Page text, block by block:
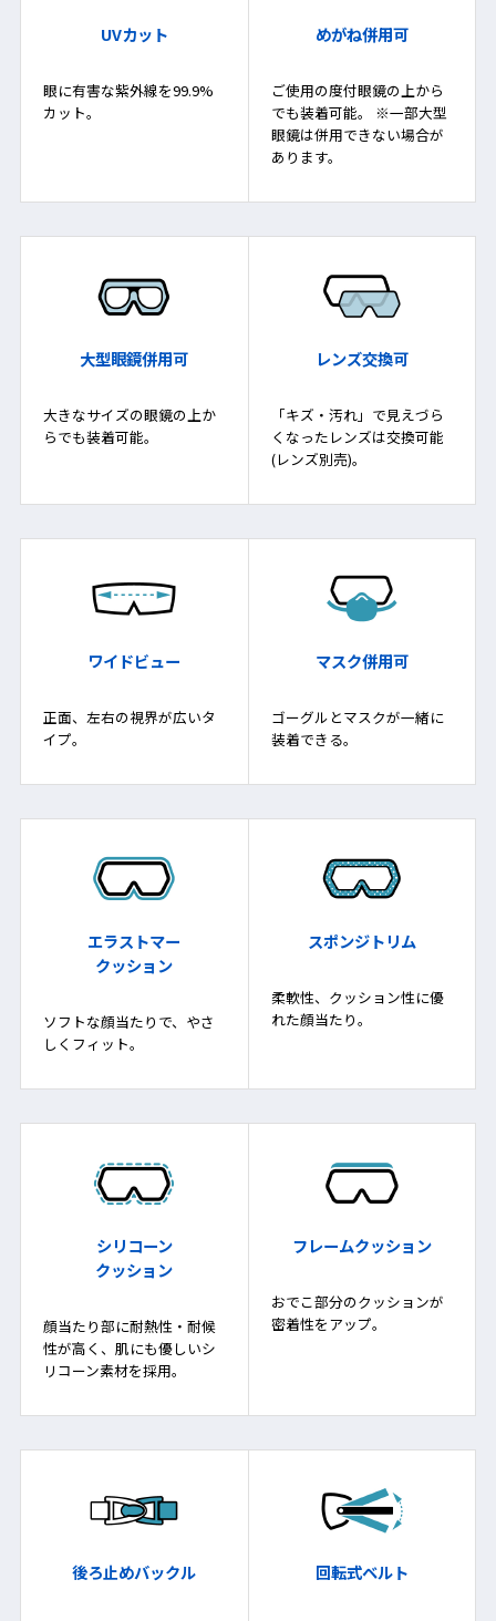
UVカット
眼に有害な紫外線を99.9%
カット。
めがね併用可
ご使用の度付眼鏡の上から
でも装着可能。 ※一部大型
眼鏡は併用できない場合が
あります。
大型眼鏡併用可
大きなサイズの眼鏡の上か
らでも装着可能。
レンズ交換可
「キズ・汚れ」で見えづら
くなったレンズは交換可能
(レンズ別売)。
ワイドビュー
正面、左右の視界が広いタ
イプ。
マスク併用可
ゴーグルとマスクが一緒に
装着できる。
エラストマー
クッション
ソフトな顔当たりで、やさ
しくフィット。
スポンジトリム
柔軟性、クッション性に優
れた顔当たり。
シリコーン
クッション
顔当たり部に耐熱性・耐候
性が高く、肌にも優しいシ
リコーン素材を採用。
フレームクッション
おでこ部分のクッションが
密着性をアップ。
後ろ止めバックル 回転式ベルト